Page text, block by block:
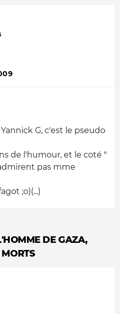
G, c'est le pseudo
de l'humour, et le coté "
pas mme
;o)(...)
DE GAZA,